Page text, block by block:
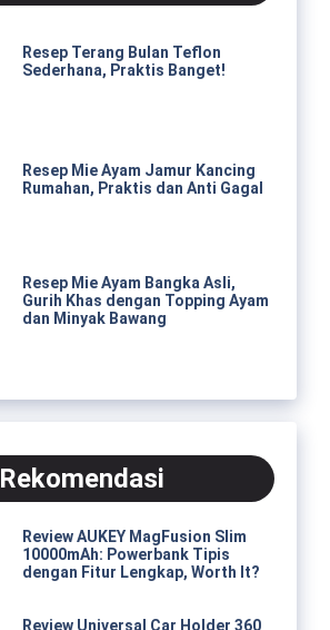
Resep Terang Bulan Teflon
Sederhana, Praktis Banget!
Resep Mie Ayam Jamur Kancing
Rumahan, Praktis dan Anti Gagal
Resep Mie Ayam Bangka Asli,
Gurih Khas dengan Topping Ayam
dan Minyak Bawang
Rekomendasi
Review AUKEY MagFusion Slim
10000mAh: Powerbank Tipis
dengan Fitur Lengkap, Worth It?
Review Universal Car Holder 360